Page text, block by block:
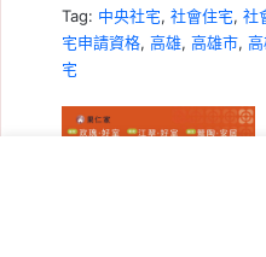
Tag: 中央社宅, 社會住宅, 社
宅申請資格, 高雄, 高雄市,
宅